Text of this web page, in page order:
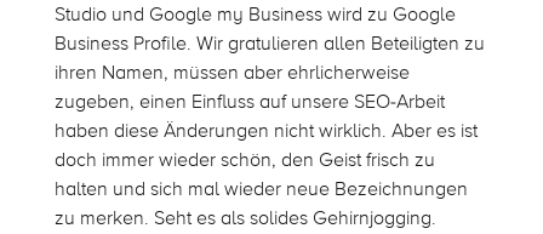
Studio und Google my Business wird zu Google
Business Profile. Wir gratulieren allen Beteiligten zu
ihren Namen, müssen aber ehrlicherweise
zugeben, einen Einfluss auf unsere SEO-Arbeit
haben diese Änderungen nicht wirklich. Aber es ist
doch immer wieder schön, den Geist frisch zu
halten und sich mal wieder neue Bezeichnungen
zu merken. Seht es als solides Gehirnjogging.